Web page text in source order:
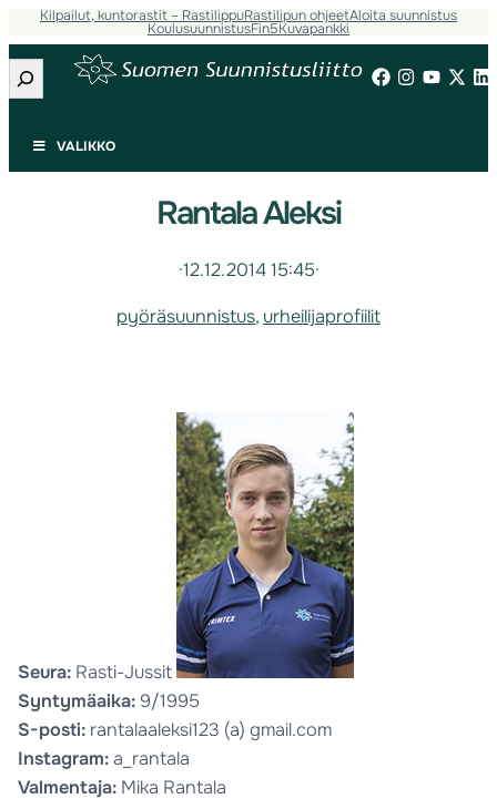
Kilpailut, kuntorastit – RastilippuRastilipun ohjeetAloita suunnistus
KoulusuunnistusFin5Kuvapankki
Etsi
VALIKKO
Rantala Aleksi
·12.12.2014 15:45·
pyöräsuunnistus, urheilijaprofiilit
Seura: Rasti-Jussit
Syntymäaika: 9/1995
S-posti: rantalaaleksi123 (a) gmail.com
Instagram:a_rantala
Valmentaja: Mika Rantala